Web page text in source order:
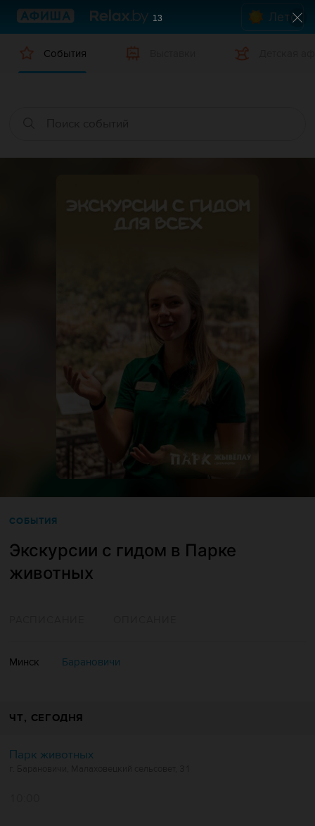
Лето
События
СОБЫТИЯ
Экскурсии с гидом в Парке
животных
Минск Барановичи
ЧТ, СЕГОДНЯ
Парк животных
12